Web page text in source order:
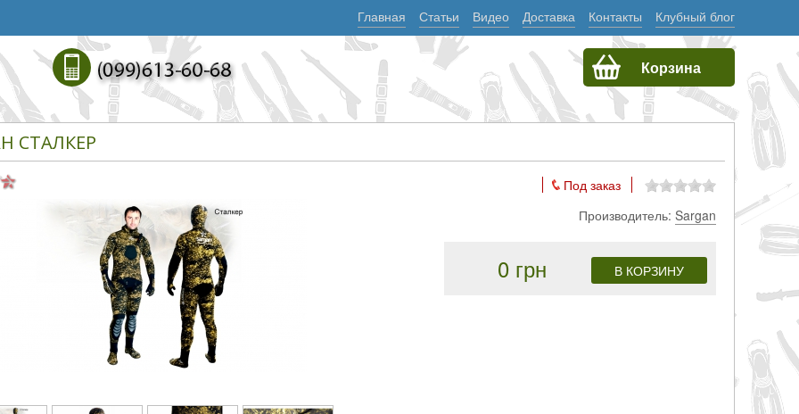
Главная Статьи Видео Доставка Контакты Клубный блог
Корзина
СТАЛКЕР
Под заказ
Производитель: Sargan
0 грн